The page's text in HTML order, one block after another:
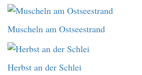
Muscheln am Ostseestrand
Herbst an der Schlei